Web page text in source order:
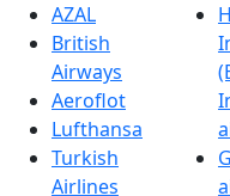
AZAL
British
Airways
Aeroflot
Lufthansa
Turkish
Airlines